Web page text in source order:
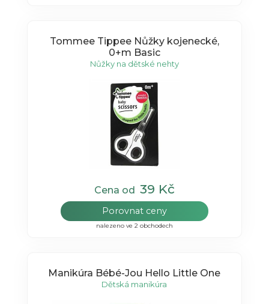
Tommee Tippee Nůžky kojenecké,
0+m Basic
Nůžky na dětské nehty
Cena od 39 Kč
Porovnat ceny
nalezeno ve 2 obchodech
Manikúra Bébé-Jou Hello Little One
Dětská manikúra